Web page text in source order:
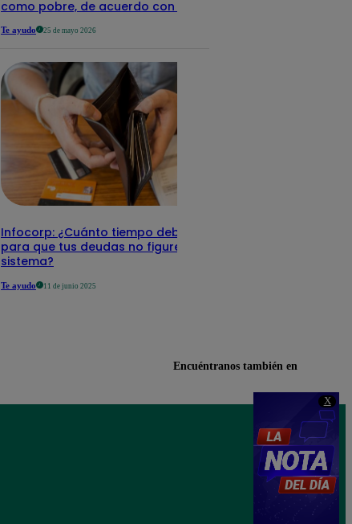
X
como pobre, de acuerdo con el Sisfoh
Te ayudo 25 de mayo 2026
Infocorp: ¿Cuánto tiempo debe pasar
para que tus deudas no figuren en su
sistema?
Te ayudo 11 de junio 2025
Encuéntranos también en